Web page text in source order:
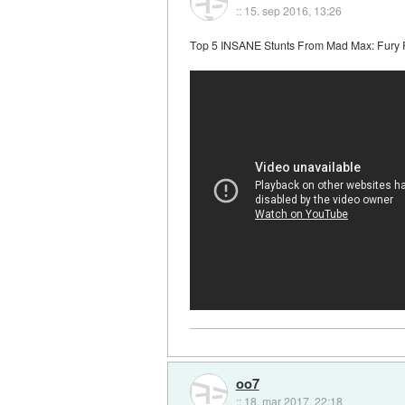
:: 15. sep 2016, 13:26
Top 5 INSANE Stunts From Mad Max: Fury
oo7
:: 18. mar 2017, 22:18